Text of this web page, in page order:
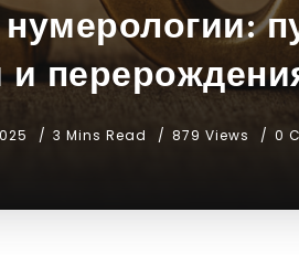
и
3 Mins Read 879 Views 0